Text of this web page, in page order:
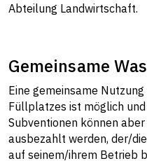
Abteilung Landwirtschaft.
Gemeinsame
Eine gemeinsame
Füllplatzes ist möglich
Subventionen können
ausbezahlt werden, der/
auf seinem/ihrem Betrieb